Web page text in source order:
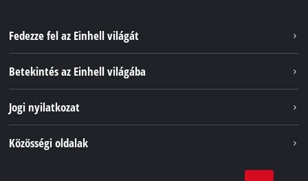
Fedezze fel az Einhell világát
Betekintés az Einhell világába
Az Einhell világszerte
Jogi nyilatkozat
Közösségi oldalak